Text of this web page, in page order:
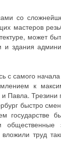
со
мастеров
может
с самого
к
Трезини
быстро
государстве
труд